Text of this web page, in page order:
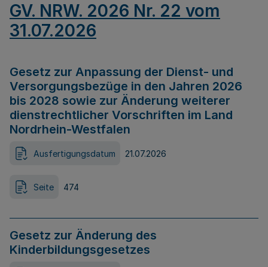
GV. NRW. 2026 Nr. 22 vom
31.07.2026
Gesetz zur Anpassung der Dienst- und
Versorgungsbezüge in den Jahren 2026
bis 2028 sowie zur Änderung weiterer
dienstrechtlicher Vorschriften im Land
Nordrhein-Westfalen
Ausfertigungsdatum 21.07.2026
Seite 474
Gesetz zur Änderung des
Kinderbildungsgesetzes